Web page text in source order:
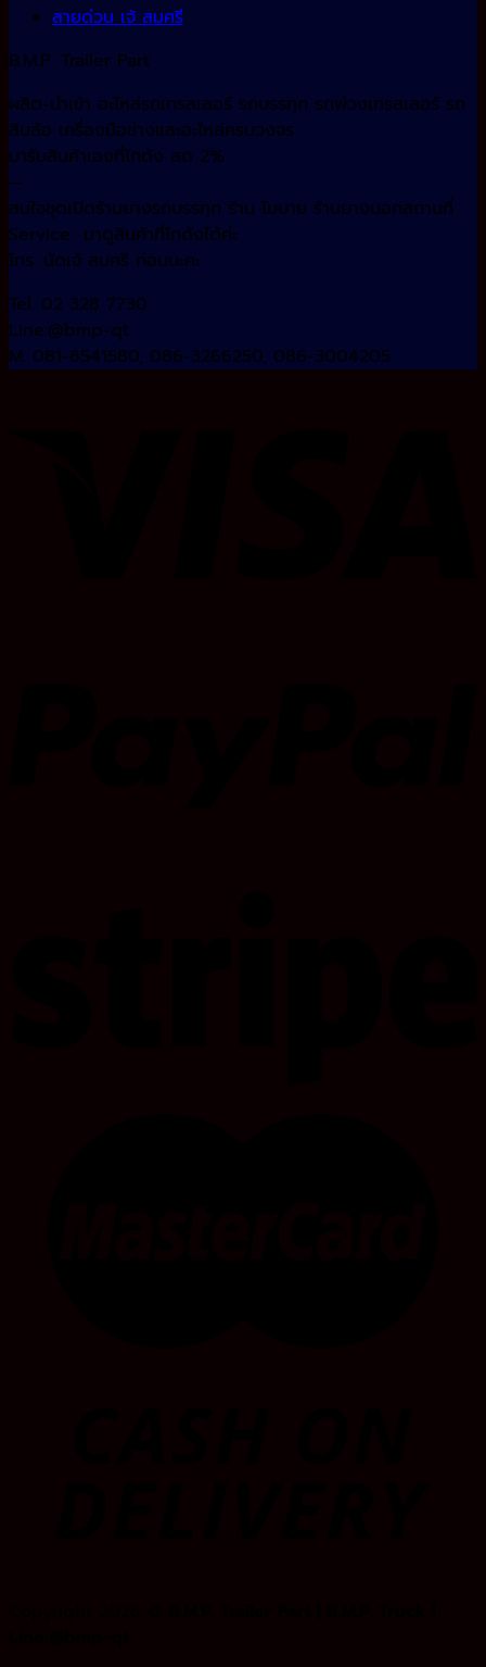
สายด่วน เจ้ สมศรี
B.M.P. Trailer Part
ผลิต-นำเข้า อะไหล่รถเทรลเลอร์ รถบรรทุก รถพ่วงเทรลเลอร์ รถ
สิบล้อ เครื่องมือช่างและอะไหล่ครบวงจร
มารับสินค้าเองที่โกดัง ลด 2%
—
สนใจชุดเปิดร้านยางรถบรรทุก ร้าน โมบาย ร้านยางนอกสถานที่
Service มาดูสินค้าที่โกดังได้ค่ะ
โทร. นัดเจ้ สมศรี ก่อนนะคะ
Tel. 02 328 7730
Line:@bmp-qt
M: 081-8541580, 086-3266250, 086-3004205